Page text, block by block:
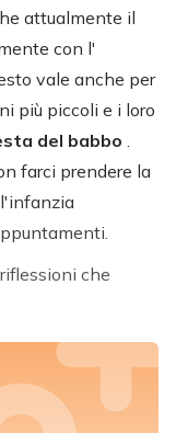
attualmente il
con l'
vale anche per
più piccoli e i loro
del babbo
farci prendere la
che